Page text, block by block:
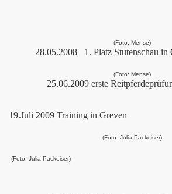
(Foto: Mense)
28.05.2008 1. Platz Stutenschau
(Foto: Mense)
25.06.2009 erste
19.Juli 2009 Training in Greven
(Foto: Julia Packeiser)
(Foto: Julia Packeiser)